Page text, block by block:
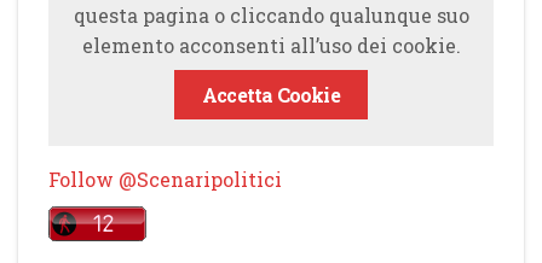
questa pagina o cliccando qualunque suo
elemento acconsenti all’uso dei cookie.
Accetta Cookie
Follow @Scenaripolitici